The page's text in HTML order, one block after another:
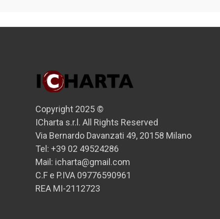
Copyright 2025 ©
ICharta s.r.l. All Rights Reserved
Via Bernardo Davanzati 49, 20158 Milano
Tel: +39 02 49524286
Mail: icharta@gmail.com
C.F e P.IVA 09776590961
REA MI-2112723